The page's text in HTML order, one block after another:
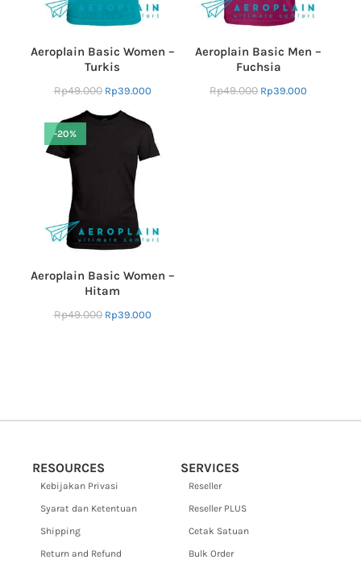
Aeroplain Basic Women –
Turkis
Rp49.000 Rp39.000
Aeroplain Basic Men –
Fuchsia
Rp49.000 Rp39.000
-20%
Aeroplain Basic Women –
Hitam
Rp49.000 Rp39.000
RESOURCES SERVICES
Kebijakan Privasi
Syarat dan Ketentuan
Shipping
Return and Refund
Reseller
Reseller PLUS
Cetak Satuan
Bulk Order